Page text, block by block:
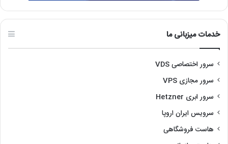
خدمات میزبانی ما
سرور اختصاصی VDS
سرور مجازی VPS
سرور ابری Hetzner
سرویس ایران اروپا
هاست فروشگاهی